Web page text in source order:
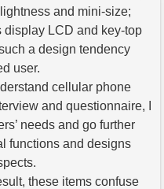
and mini-size;
display LCD and key-top
a design tendency
user.
cellular phone
and questionnaire, I
needs and go further
functions and designs
these items confuse